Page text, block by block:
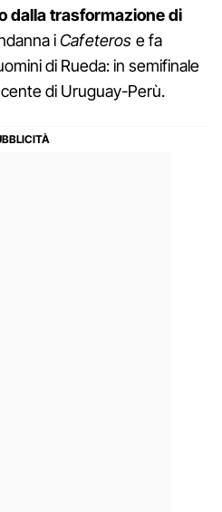
dalla trasformazione di
iCafeteros e fa
di Rueda: in semifinale
di Uruguay-Perù.